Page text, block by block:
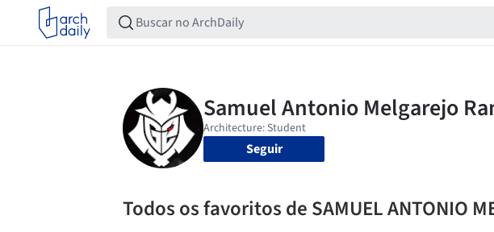
Seguir
Todos os favoritos de SAMUEL ANTONIO